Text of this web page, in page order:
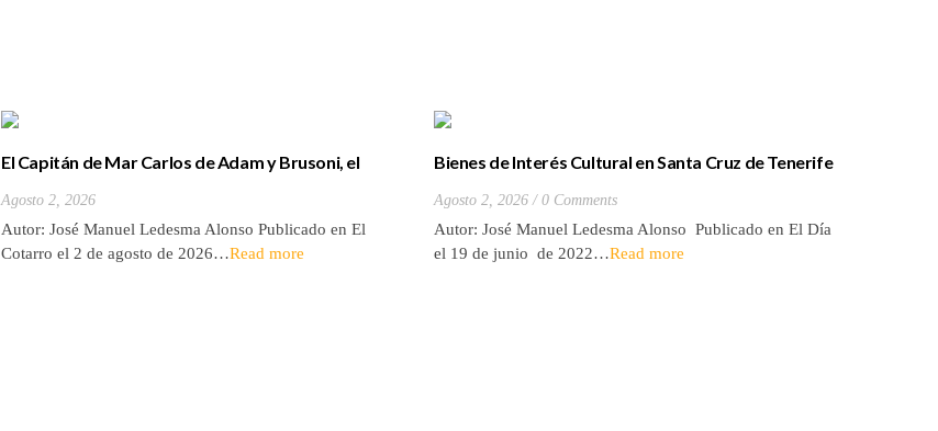
El Capitán de Mar Carlos de Adam y Brusoni, el
Agosto 2, 2026
Autor: José Manuel Ledesma Alonso Publicado en El
Cotarro el 2 de agosto de 2026…Read more
Bienes de Interés Cultural en Santa Cruz de Tenerife
Agosto 2, 2026 0 Comments
Autor: José Manuel Ledesma Alonso Publicado en El Día
el 19 de junio de 2022…Read more